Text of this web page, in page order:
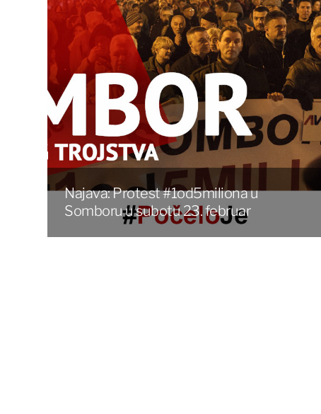
Najava: Protest #1od5miliona u
Somboru u subotu 23. februar